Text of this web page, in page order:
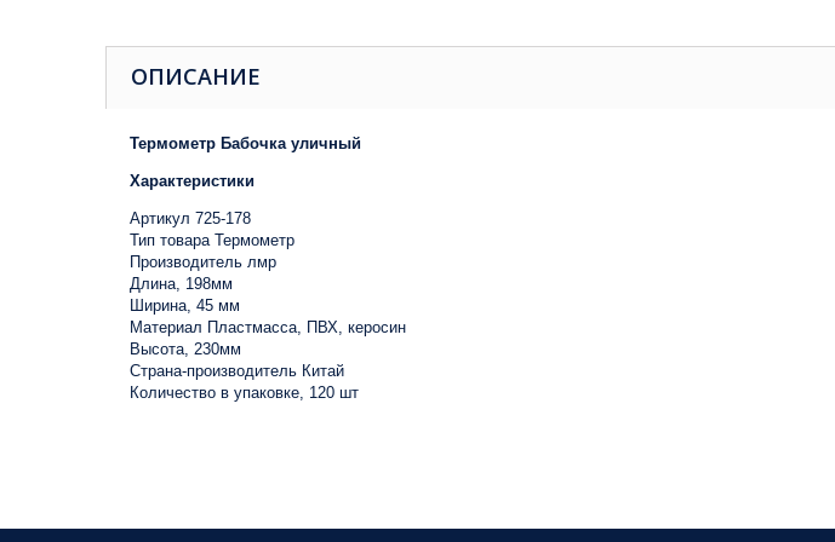
ОПИСАНИЕ
Термометр Бабочка уличный
Характеристики
Артикул 725-178
Тип товара Термометр
Производитель лмр
Длина, 198мм
Ширина, 45 мм
Материал Пластмасса, ПВХ, керосин
Высота, 230мм
Страна-производитель Китай
Количество в упаковке, 120 шт